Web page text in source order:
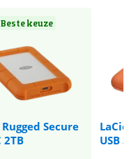
Beste keuze
Rugged Secure
2TB
USB